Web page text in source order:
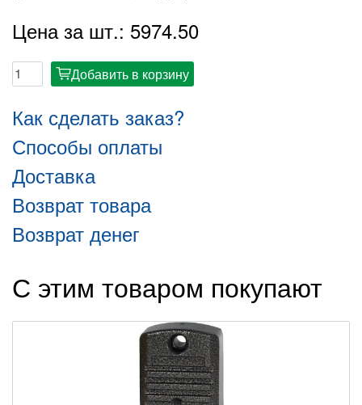
Цена за шт.: 5974.50
cartДобавить в корзину
Как сделать заказ?
Способы оплаты
Доставка
Возврат товара
Возврат денег
С этим товаром покупают